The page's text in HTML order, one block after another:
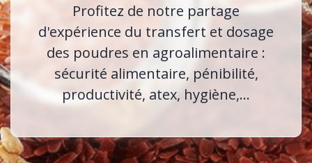
Profitez de notre partage
d'expérience du transfert et dosage
des poudres en agroalimentaire :
sécurité alimentaire, pénibilité,
productivité, atex, hygiène,...